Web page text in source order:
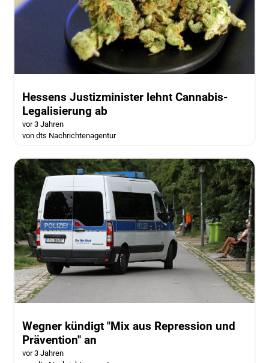
Hessens Justizminister lehnt Cannabis-
Legalisierung ab
vor 3 Jahren
von dts Nachrichtenagentur
Wegner kündigt "Mix aus Repression und
Prävention" an
vor 3 Jahren